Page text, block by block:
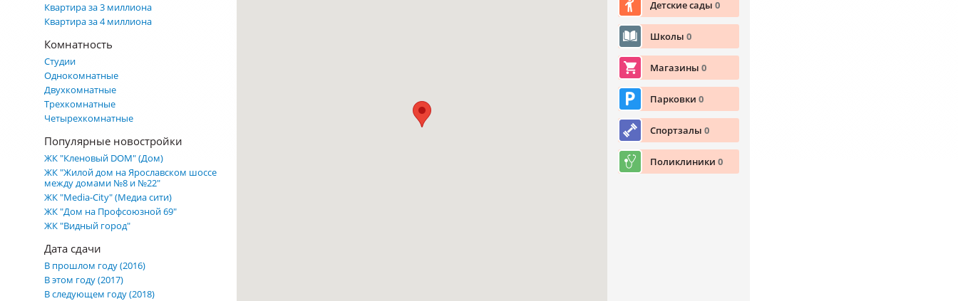
Квартира за 3 миллиона
Квартира за 4 миллиона
Комнатность
Студии
Однокомнатные
Двухкомнатные
Трехкомнатные
Четырехкомнатные
Популярные новостройки
ЖК "Кленовый DOM" (Дом)
ЖК "Жилой дом на Ярославском шоссе
между домами №8 и №22"
ЖК "Media-City" (Медиа сити)
ЖК "Дом на Профсоюзной 69"
ЖК "Видный город"
Дата сдачи
В прошлом году (2016)
В этом году (2017)
В следующем году (2018)
Детские сады 0
Школы 0
Магазины 0
Парковки 0
Спортзалы 0
Поликлиники 0